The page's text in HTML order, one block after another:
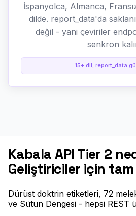
İspanyolca, Almanca,
dilde. report_data'da
değil - yani çeviriler
senkron
15+ dil, report_data
Kabala API Tier 2
Geliştiriciler için tam
Dürüst doktrin etiketleri, 72
ve Sütun Dengesi - hepsi REST